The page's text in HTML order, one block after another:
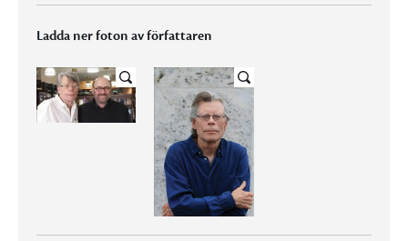
Ladda ner foton av författaren